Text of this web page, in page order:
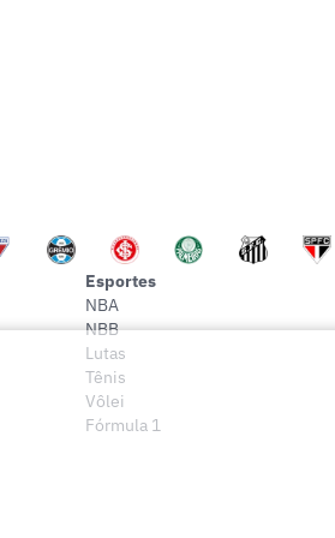
Esportes
NBA
NBB
Lutas
Tênis
Vôlei
Fórmula 1